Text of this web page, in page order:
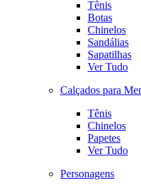
Tênis
Botas
Chinelos
Sandálias
Sapatilhas
Ver Tudo
Calçados para
Tênis
Chinelos
Papetes
Ver Tudo
Personagens